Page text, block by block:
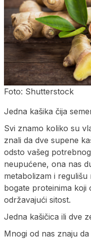
Foto: Shutterstock
Jedna kašika čija
Svi znamo koliko su
znali da dve supene
odsto vašeg
neupućene, ona nas
metabolizam i
bogate proteinima koji
održavajući sitost.
Jedna kašičica ili dve
Mnogi od nas znaju